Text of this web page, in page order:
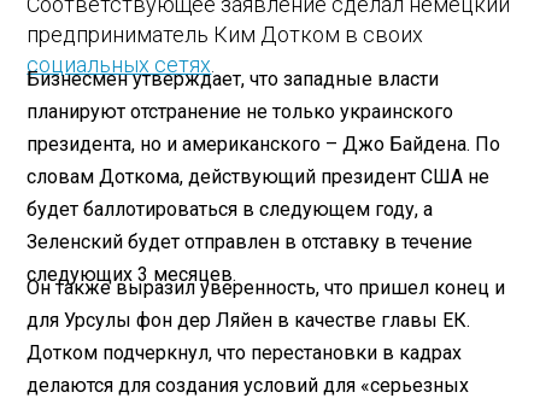
предприниматель Ким Дотком в своих
социальных сетях
Бизнесмен утверждает, что западные власти
планируют отстранение не только украинского
президента, но и американского – Джо Байдена. По
словам Доткома, действующий президент США не
будет баллотироваться в следующем году, а
Зеленский будет отправлен в отставку в течение
следующих 3 месяцев.
Он также выразил уверенность, что пришел конец и
для Урсулы фон дер Ляйен в качестве главы ЕК.
Дотком подчеркнул, что перестановки в кадрах
делаются для создания условий для «серьезных